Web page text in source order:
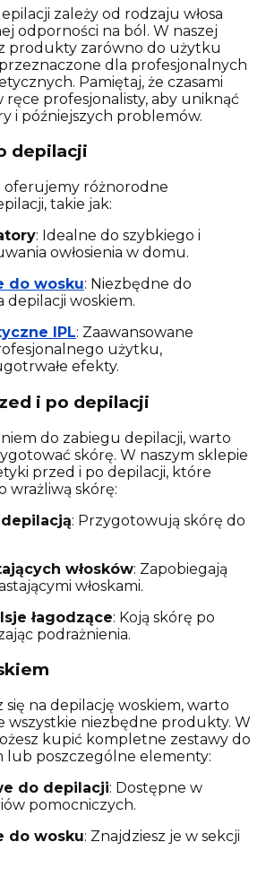
zależy od rodzaju włosa
odporności na ból. W naszej
produkty zarówno do użytku
dla profesjonalnych
Pamiętaj, że czasami
ręce profesjonalisty, aby uniknąć
i późniejszych problemów.
depilacji
oferujemy różnorodne
takie jak:
: Idealne do szybkiego i
owłosienia w domu.
do wosku: Niezbędne do
depilacji woskiem.
IPL: Zaawansowane
użytku,
efekty.
i po depilacji
do zabiegu depilacji, warto
skórę. W naszym sklepie
przed i po depilacji, które
wrażliwą skórę:
: Przygotowują skórę do
włosków: Zapobiegają
włoskami.
łagodzące: Koją skórę po
podrażnienia.
się na depilację woskiem, warto
wszystkie niezbędne produkty. W
kupić kompletne zestawy do
lub poszczególne elementy:
do depilacji: Dostępne w
pomocniczych.
do wosku: Znajdziesz je w sekcji